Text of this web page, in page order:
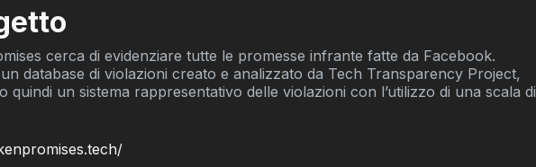
cerca di evidenziare tutte le promesse infrante fatte da Facebook.
database di violazioni creato e analizzato da Tech Transparency Project,
quindi un sistema rappresentativo delle violazioni con l’utilizzo di una scala di